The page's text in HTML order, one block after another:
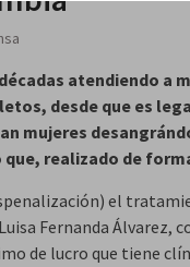
atendiendo a
desde que es
mujeres
realizado de
el
Fernanda Álvarez,
de lucro que tiene